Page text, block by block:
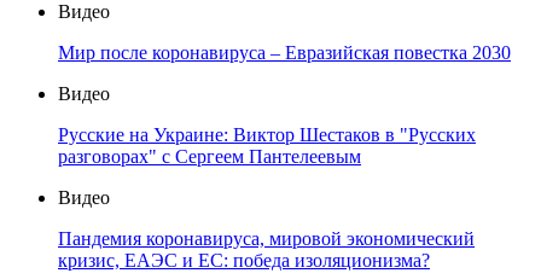
Видео
Мир после коронавируса – Евразийская повестка 2030
Видео
Русские на Украине: Виктор Шестаков в "Русских
разговорах" с Сергеем Пантелеевым
Видео
Пандемия коронавируса, мировой экономический
кризис, ЕАЭС и ЕС: победа изоляционизма?